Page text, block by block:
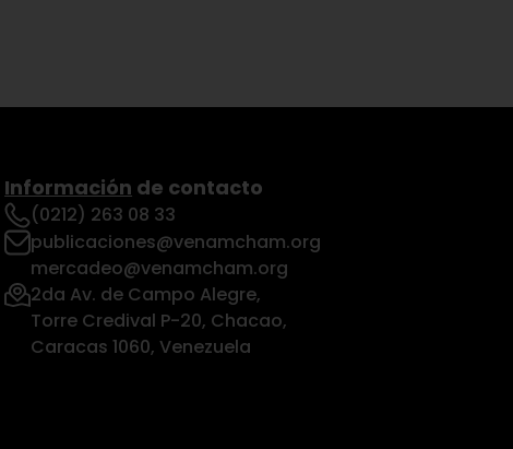
Información de contacto
(0212) 263 08 33
publicaciones@venamcham.org
mercadeo@venamcham.org
2da Av. de Campo Alegre,
Torre Credival P-20, Chacao,
Caracas 1060, Venezuela